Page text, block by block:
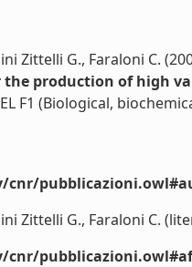
Zittelli G., Faraloni C.
production of high
F1 (Biological,
Zittelli G., Faraloni C.